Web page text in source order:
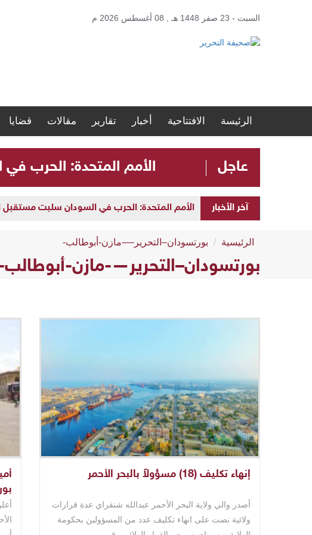
السبت - 23 صفر 1448 هـ , 08 أغسطس 2026 م
الرئيسة الافتتاحية أخبار تقارير مقالات قضايا
عاجل الأمم المتحدة: الحرب في السودان
آخر الأخبار الأمم المتحدة: الحرب في السودان سلبت مستقبل الأطفال و8 ملايين منهم
الرئيسية بورتسودان–التحرير—-مازن-أبوطالب-
بورتسودان–التحرير—-مازن-
إنهاء تكليف (18) مسؤولاً بالبحر الأحمر
أصدر والي ولاية البحر الأحمر عبدالله شنقراي عدة قرارات
ولائية نصت على انهاء تكليف عدد من المسؤولين بحكومة